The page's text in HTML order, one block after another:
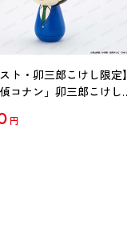
スト・卯三郎こけし限定】
偵コナン」卯三郎こけし
円